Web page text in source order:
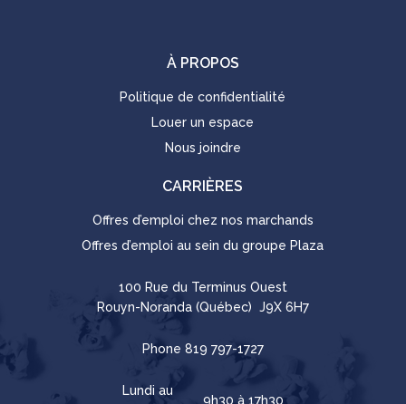
À PROPOS
Politique de confidentialité
Louer un espace
Nous joindre
CARRIÈRES
Offres d’emploi chez nos marchands
Offres d’emploi au sein du groupe Plaza
100 Rue du Terminus Ouest
Rouyn-Noranda (Québec) J9X 6H7
Phone 819 797-1727
Lundi au
9h30 à 17h30